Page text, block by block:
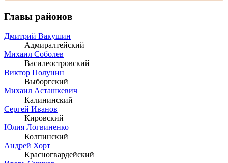
Главы районов
Дмитрий Вакушин
Адмиралтейский
Михаил Соболев
Василеостровский
Виктор Полунин
Выборгский
Михаил Асташкевич
Калининский
Сергей Иванов
Кировский
Юлия Логвиненко
Колпинский
Андрей Хорт
Красногвардейский